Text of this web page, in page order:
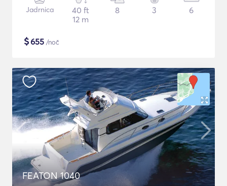
Jadrnica
40 ft
12 m
8 3 6
$655 /noč
FEATON 1040